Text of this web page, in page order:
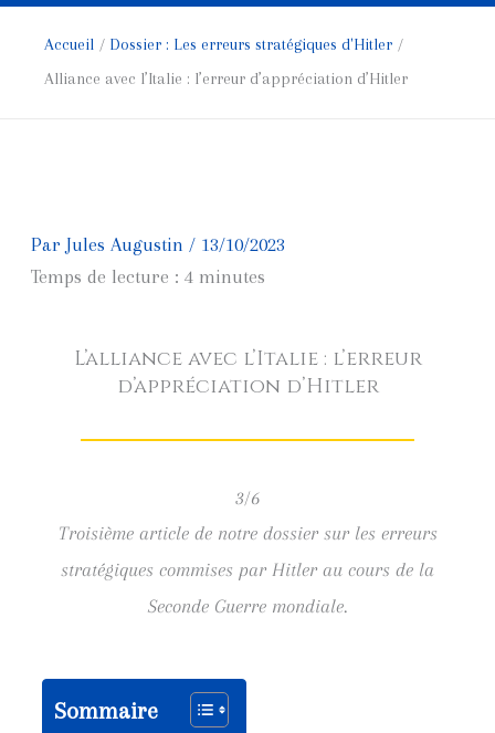
Accueil
Dossier : Les erreurs stratégiques d'Hitler
Alliance avec l’Italie : l’erreur d’appréciation d’Hitler
Par Jules Augustin / 13/10/2023
Temps de lecture :4 minutes
L’alliance avec l’Italie : l’erreur
d’appréciation d’Hitler
3/6
Troisième article de notre dossier sur les erreurs
stratégiques commises par Hitler au cours de la
Seconde Guerre mondiale.
Sommaire